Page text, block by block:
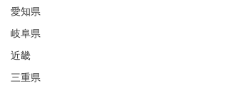
愛知県
岐阜県
近畿
三重県